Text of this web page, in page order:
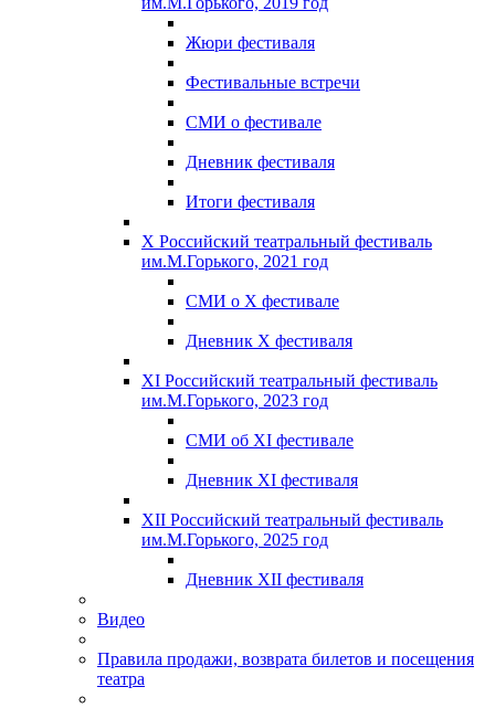
Жюри фестиваля
Фестивальные встречи
СМИ о фестивале
Дневник фестиваля
Итоги фестиваля
X Российский театральный фестиваль
им.М.Горького, 2021 год
СМИ о X фестивале
Дневник X фестиваля
XI Российский театральный фестиваль
им.М.Горького, 2023 год
СМИ об XI фестивале
Дневник XI фестиваля
XII Российский театральный фестиваль
им.М.Горького, 2025 год
Дневник XII фестиваля
Видео
Правила продажи, возврата билетов и посещения
театра